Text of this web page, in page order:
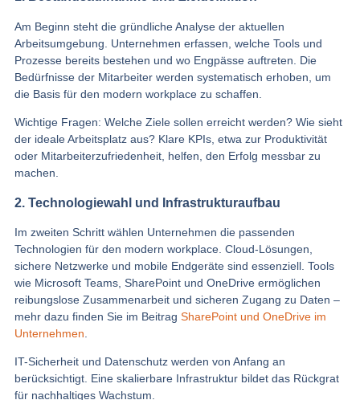
Am Beginn steht die gründliche Analyse der aktuellen
Arbeitsumgebung. Unternehmen erfassen, welche Tools und
Prozesse bereits bestehen und wo Engpässe auftreten. Die
Bedürfnisse der Mitarbeiter werden systematisch erhoben, um
die Basis für den modern workplace zu schaffen.
Wichtige Fragen: Welche Ziele sollen erreicht werden? Wie sieht
der ideale Arbeitsplatz aus? Klare KPIs, etwa zur Produktivität
oder Mitarbeiterzufriedenheit, helfen, den Erfolg messbar zu
machen.
2. Technologiewahl und Infrastrukturaufbau
Im zweiten Schritt wählen Unternehmen die passenden
Technologien für den modern workplace. Cloud-Lösungen,
sichere Netzwerke und mobile Endgeräte sind essenziell. Tools
wie Microsoft Teams, SharePoint und OneDrive ermöglichen
reibungslose Zusammenarbeit und sicheren Zugang zu Daten –
mehr dazu finden Sie im Beitrag SharePoint und OneDrive im
Unternehmen.
IT-Sicherheit und Datenschutz werden von Anfang an
berücksichtigt. Eine skalierbare Infrastruktur bildet das Rückgrat
für nachhaltiges Wachstum.